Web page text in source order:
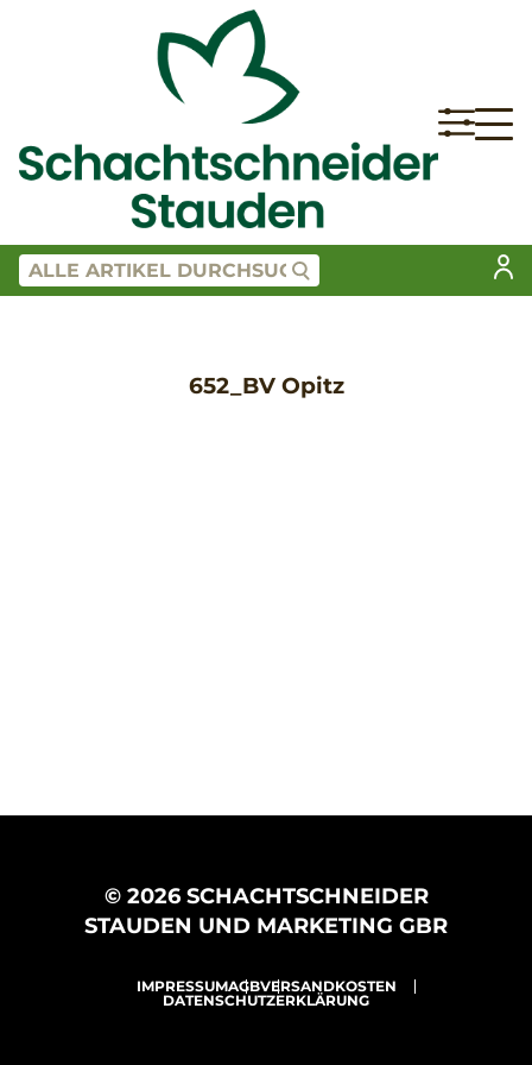
652_BV Opitz
© 2026 SCHACHTSCHNEIDER
STAUDEN UND MARKETING GBR
IMPRESSUMAGBVERSANDKOSTEN
DATENSCHUTZERKLÄRUNG